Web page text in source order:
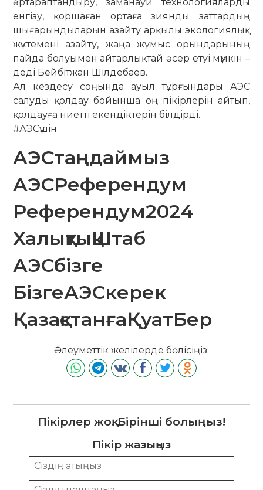
енгізу, қоршаған ортаға зиянды заттардың
шығарындыларын азайту арқылы экологиялық
жүктемені азайту, жаңа жұмыс орындарының
пайда болуымен айтарлықтай әсер етуі мүмкін –
деді Бейбітжан Шілдебаев.
Ал кездесу соңында ауыл тұрғындары АЭС
салуды қолдау бойынша оң пікірлерін айтып,
қолдауға ниетті екендіктерін білдірді.
#АЭСүшін
АЭСтаңдаймыз
АЭСРеферендум
Референдум2024
ХалықтықШтаб
АЭСбізге
БізгеАЭСкерек
ҚазақстанғаҚуатБер
Әлеуметтік желілерде бөлісіңіз:
Пікірлер жоқ. Бірінші болыңыз!
Пікір жазыңыз